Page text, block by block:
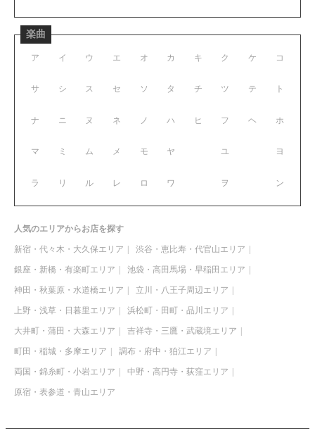
楽曲
ア イ ウ エ オ
サ シ ス セ ソ
ナ ニ ヌ ネ ノ
マ ミ ム メ モ
ラ リ ル レ ロ
カ キ ク ケ コ
タ チ ツ テ ト
ハ ヒ フ ヘ ホ
ヤ ユ ヨ
ワ ヲ ン
人気のエリアからお店を探す
新宿・代々木・大久保エリア 渋谷・恵比寿・代官山エリア
銀座・新橋・有楽町エリア 池袋・高田馬場・早稲田エリア
神田・秋葉原・水道橋エリア 立川・八王子周辺エリア
上野・浅草・日暮里エリア 浜松町・田町・品川エリア
大井町・蒲田・大森エリア 吉祥寺・三鷹・武蔵境エリア
町田・稲城・多摩エリア 調布・府中・狛江エリア
両国・錦糸町・小岩エリア 中野・高円寺・荻窪エリア
原宿・表参道・青山エリア